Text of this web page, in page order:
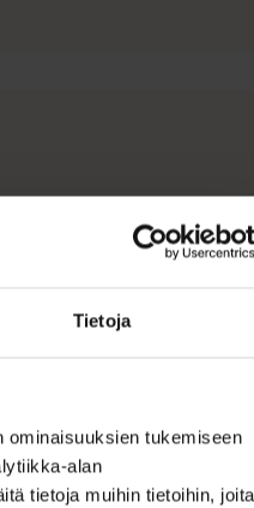
Tietoja
ominaisuuksien tukemiseen
alan
tietoja muihin tietoihin, joita